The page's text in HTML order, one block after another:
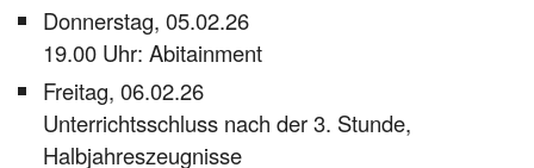
Donnerstag, 05.02.26
19.00 Uhr: Abitainment
Freitag, 06.02.26
Unterrichtsschluss nach der 3. Stunde,
Halbjahreszeugnisse